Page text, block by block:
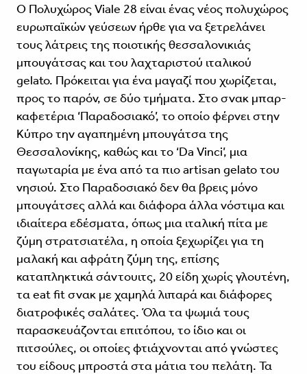
Ο Πολυχώρος Viale 28 είναι ένας νέος πολυχώρος
ευρωπαϊκών γεύσεων ήρθε για να ξετρελάνει
τους λάτρεις της ποιοτικής θεσσαλονικιάς
μπουγάτσας και του λαχταριστού ιταλικού
gelato. Πρόκειται για ένα μαγαζί που χωρίζεται,
προς το παρόν, σε δύο τμήματα. Στο σνακ μπαρ-
καφετέρια ‘Παραδοσιακό’, το οποίο φέρνει στην
Κύπρο την αγαπημένη μπουγάτσα της
Θεσσαλονίκης, καθώς και το ‘Da Vinci’, μια
παγωταρία με ένα από τα πιο artisan gelato του
νησιού. Στο Παραδοσιακό δεν θα βρεις μόνο
μπουγάτσες αλλά και διάφορα άλλα νόστιμα και
ιδιαίτερα εδέσματα, όπως μια ιταλική πίτα με
ζύμη στρατσιατέλα, η οποία ξεχωρίζει για τη
μαλακή και αφράτη ζύμη της, επίσης
καταπληκτικά σάντουιτς, 20 είδη χωρίς γλουτένη,
τα eat fit σνακ με χαμηλά λιπαρά και διάφορες
διατροφικές σαλάτες. Όλα τα ψωμιά τους
παρασκευάζονται επιτόπου, το ίδιο και οι
πιτσούλες, οι οποίες φτιάχνονται από γνώστες
του είδους μπροστά στα μάτια του πελάτη. Τα